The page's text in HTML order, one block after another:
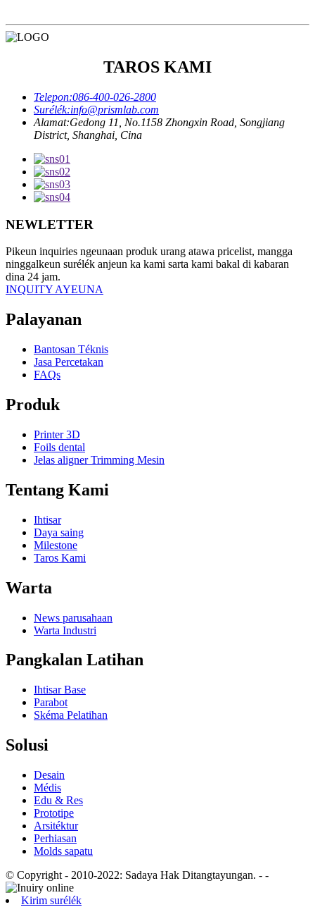
TAROS KAMI
Telepon:086-400-026-2800
Surélék:info@prismlab.com
Alamat:Gedong 11, No.1158 Zhongxin Road, Songjiang
District, Shanghai, Cina
NEWLETTER
Pikeun inquiries ngeunaan produk urang atawa pricelist, mangga
ninggalkeun surélék anjeun ka kami sarta kami bakal di kabaran
dina 24 jam.
INQUITY AYEUNA
Palayanan
Bantosan Téknis
Jasa Percetakan
FAQs
Produk
Printer 3D
Foils dental
Jelas aligner Trimming Mesin
Tentang Kami
Ihtisar
Daya saing
Milestone
Taros Kami
Warta
News parusahaan
Warta Industri
Pangkalan Latihan
Ihtisar Base
Parabot
Skéma Pelatihan
Solusi
Desain
Médis
Edu & Res
Prototipe
Arsitéktur
Perhiasan
Molds sapatu
© Copyright - 2010-2022: Sadaya Hak Ditangtayungan. - -
Kirim surélék